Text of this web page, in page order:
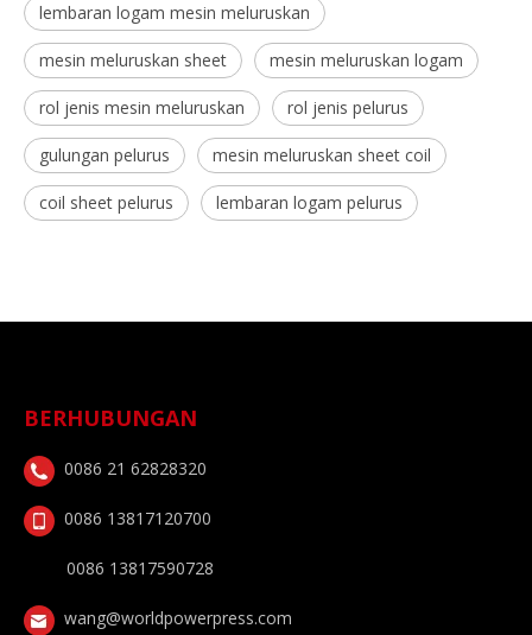
lembaran logam mesin meluruskan
mesin meluruskan sheet mesin meluruskan logam
rol jenis mesin meluruskan rol jenis pelurus
gulungan pelurus mesin meluruskan sheet coil
coil sheet pelurus lembaran logam pelurus
BERHUBUNGAN
0086 21 62828320
0086 13817120700
0086 13817590728
wang@worldpowerpress.com